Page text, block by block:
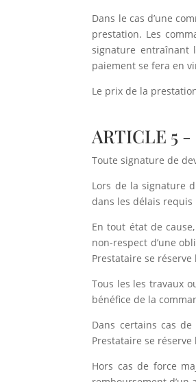
Dans le cas d’une
prestation. Les
signature entraînant
paiement se fera en
Le prix de la
ARTICLE 5 -
Toute signature de
Lors de la signature
dans les délais
En tout état de
non-respect d’une
Prestataire se
Tous les les travaux
bénéfice de la
Dans certains cas
Prestataire se
Hors cas de force